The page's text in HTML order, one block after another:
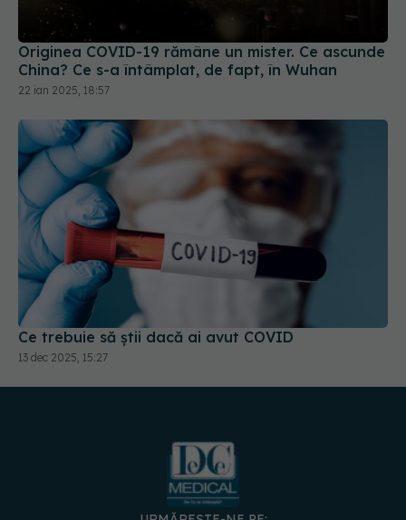
Originea COVID-19 rămâne un mister. Ce ascunde
China? Ce s-a întâmplat, de fapt, în Wuhan
22 ian 2025, 18:57
Ce trebuie să știi dacă ai avut COVID
13 dec 2025, 15:27
URMĂREȘTE-NE PE: